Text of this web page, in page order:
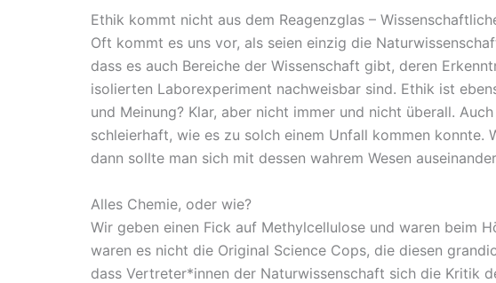
Ethik kommt nicht aus dem Reagenzglas –
Oft kommt es uns vor, als seien einzig die
dass es auch Bereiche der Wissenschaft gibt, deren
isolierten Laborexperiment nachweisbar sind. Ethik ist
und Meinung? Klar, aber nicht immer und nicht überall.
schleierhaft, wie es zu solch einem Unfall kommen konnte.
dann sollte man sich mit dessen wahrem Wesen
Alles Chemie, oder wie?
Wir geben einen Fick auf Methylcellulose und waren beim
waren es nicht die Original Science Cops, die diesen
dass Vertreter*innen der Naturwissenschaft sich die Kritik